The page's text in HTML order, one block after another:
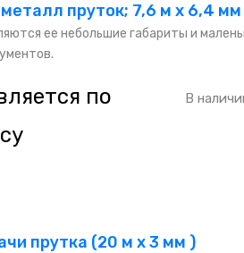
пруток; 7,6 м х 6,4
ее небольшие габариты и
по
В
прутка (20 м х 3 мм )